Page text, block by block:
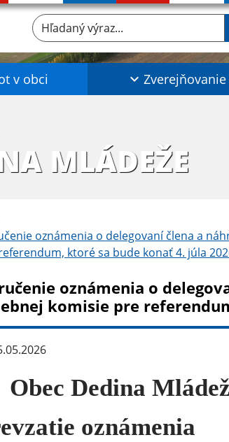
Hľadaný výraz...
v obci Zverejňovanie
MLÁDEŽE
oznámenia o delegovaní člena a
ktoré sa bude konať 4. júla
oznámenia o
komisie pre
Obec Dedina
oznámenia